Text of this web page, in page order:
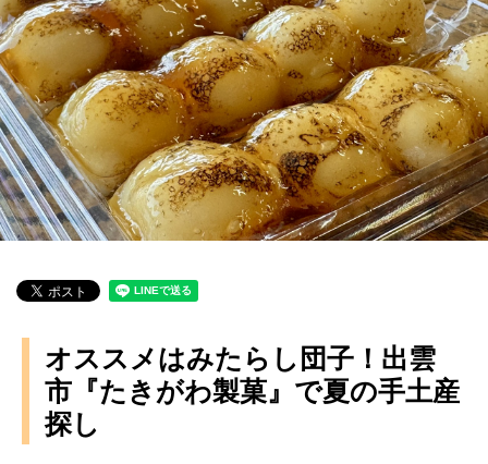
オススメはみたらし団子！出雲
市『たきがわ製菓』で夏の手土産
探し